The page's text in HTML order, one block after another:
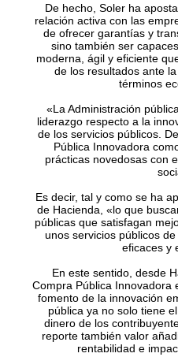
De hecho, Soler ha
relación activa con las
de ofrecer garantías y
sino también ser
moderna, ágil y eficiente
de los resultados ante
términos
«La Administración
liderazgo respecto a la
de los servicios públicos.
Pública Innovadora
prácticas novedosas con
Es decir, tal y como se ha
de Hacienda, «lo que
públicas que satisfagan
unos servicios públicos
eficaces y
En este sentido, desde
Compra Pública Innovadora
fomento de la innovación
pública ya no solo tiene
dinero de los
reporte también valor
rentabilidad e